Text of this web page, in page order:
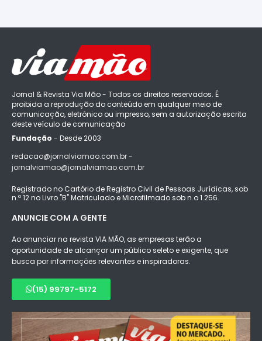
Jornal & Revista Via Mão - Todos os direitos reservados. É
proibida a reprodução do conteúdo em qualquer meio de
comunicação, eletrônico ou impresso, sem a autorização escrita
deste veículo de comunicação
Fundação - Desde 2003
redacao@jornalviamao.com.br -
jornalviamao@jornalviamao.com.br
Registrado no Cartório de Registro Civil de Pessoas Jurídicas, sob
n.º 12 no Livro "B" Matriculado e Microfilmado sob n.o 1.256.
ANUNCIE COM A GENTE
Ao anunciar na revista VIA MÃO, as empresas terão a
oportunidade de alcançar um público seleto e exigente, que
busca por informações relevantes e inspiradoras.
(15) 99797-5172